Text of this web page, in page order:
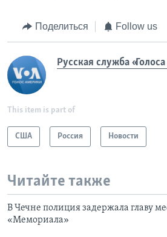
Поделиться Follow us
Русская служба
This item is part of
США Россия Новости
Читайте также
В Чечне полиция задержала главу
«Мемориала»